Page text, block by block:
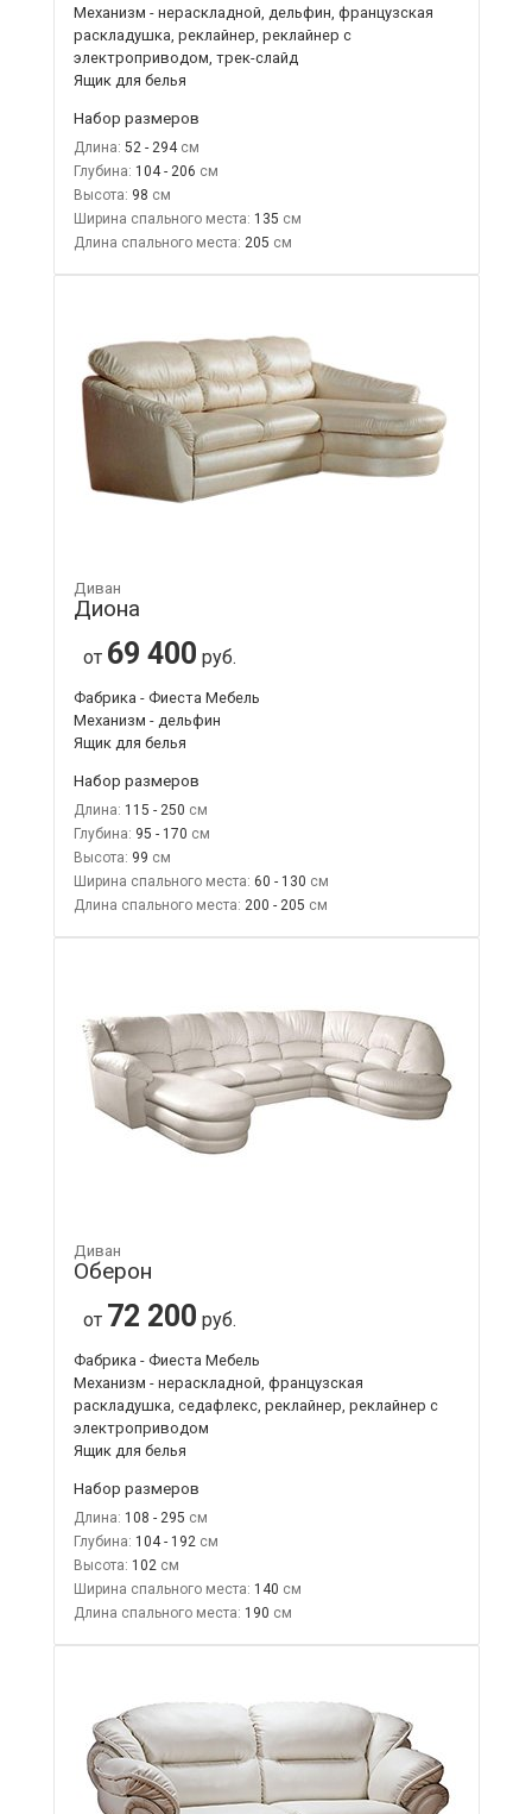
Механизм - нераскладной, дельфин, французская
раскладушка, реклайнер, реклайнер с
электроприводом, трек-слайд
Ящик для белья
Набор размеров
Длина: 52 - 294
Глубина: 104 - 206
Высота: 98
Ширина спального места: 135
Длина спального места: 205
Диван
Диона
от 69 400 руб.
Фабрика - Фиеста Мебель
Механизм - дельфин
Ящик для белья
Набор размеров
Длина: 115 - 250
Глубина: 95 - 170
Высота: 99
Ширина спального места: 60 - 130
Длина спального места: 200 - 205
Диван
Оберон
от 72 200 руб.
Фабрика - Фиеста Мебель
Механизм - нераскладной, французская
раскладушка, седафлекс, реклайнер, реклайнер с
электроприводом
Ящик для белья
Набор размеров
Длина: 108 - 295
Глубина: 104 - 192
Высота: 102
Ширина спального места: 140
Длина спального места: 190